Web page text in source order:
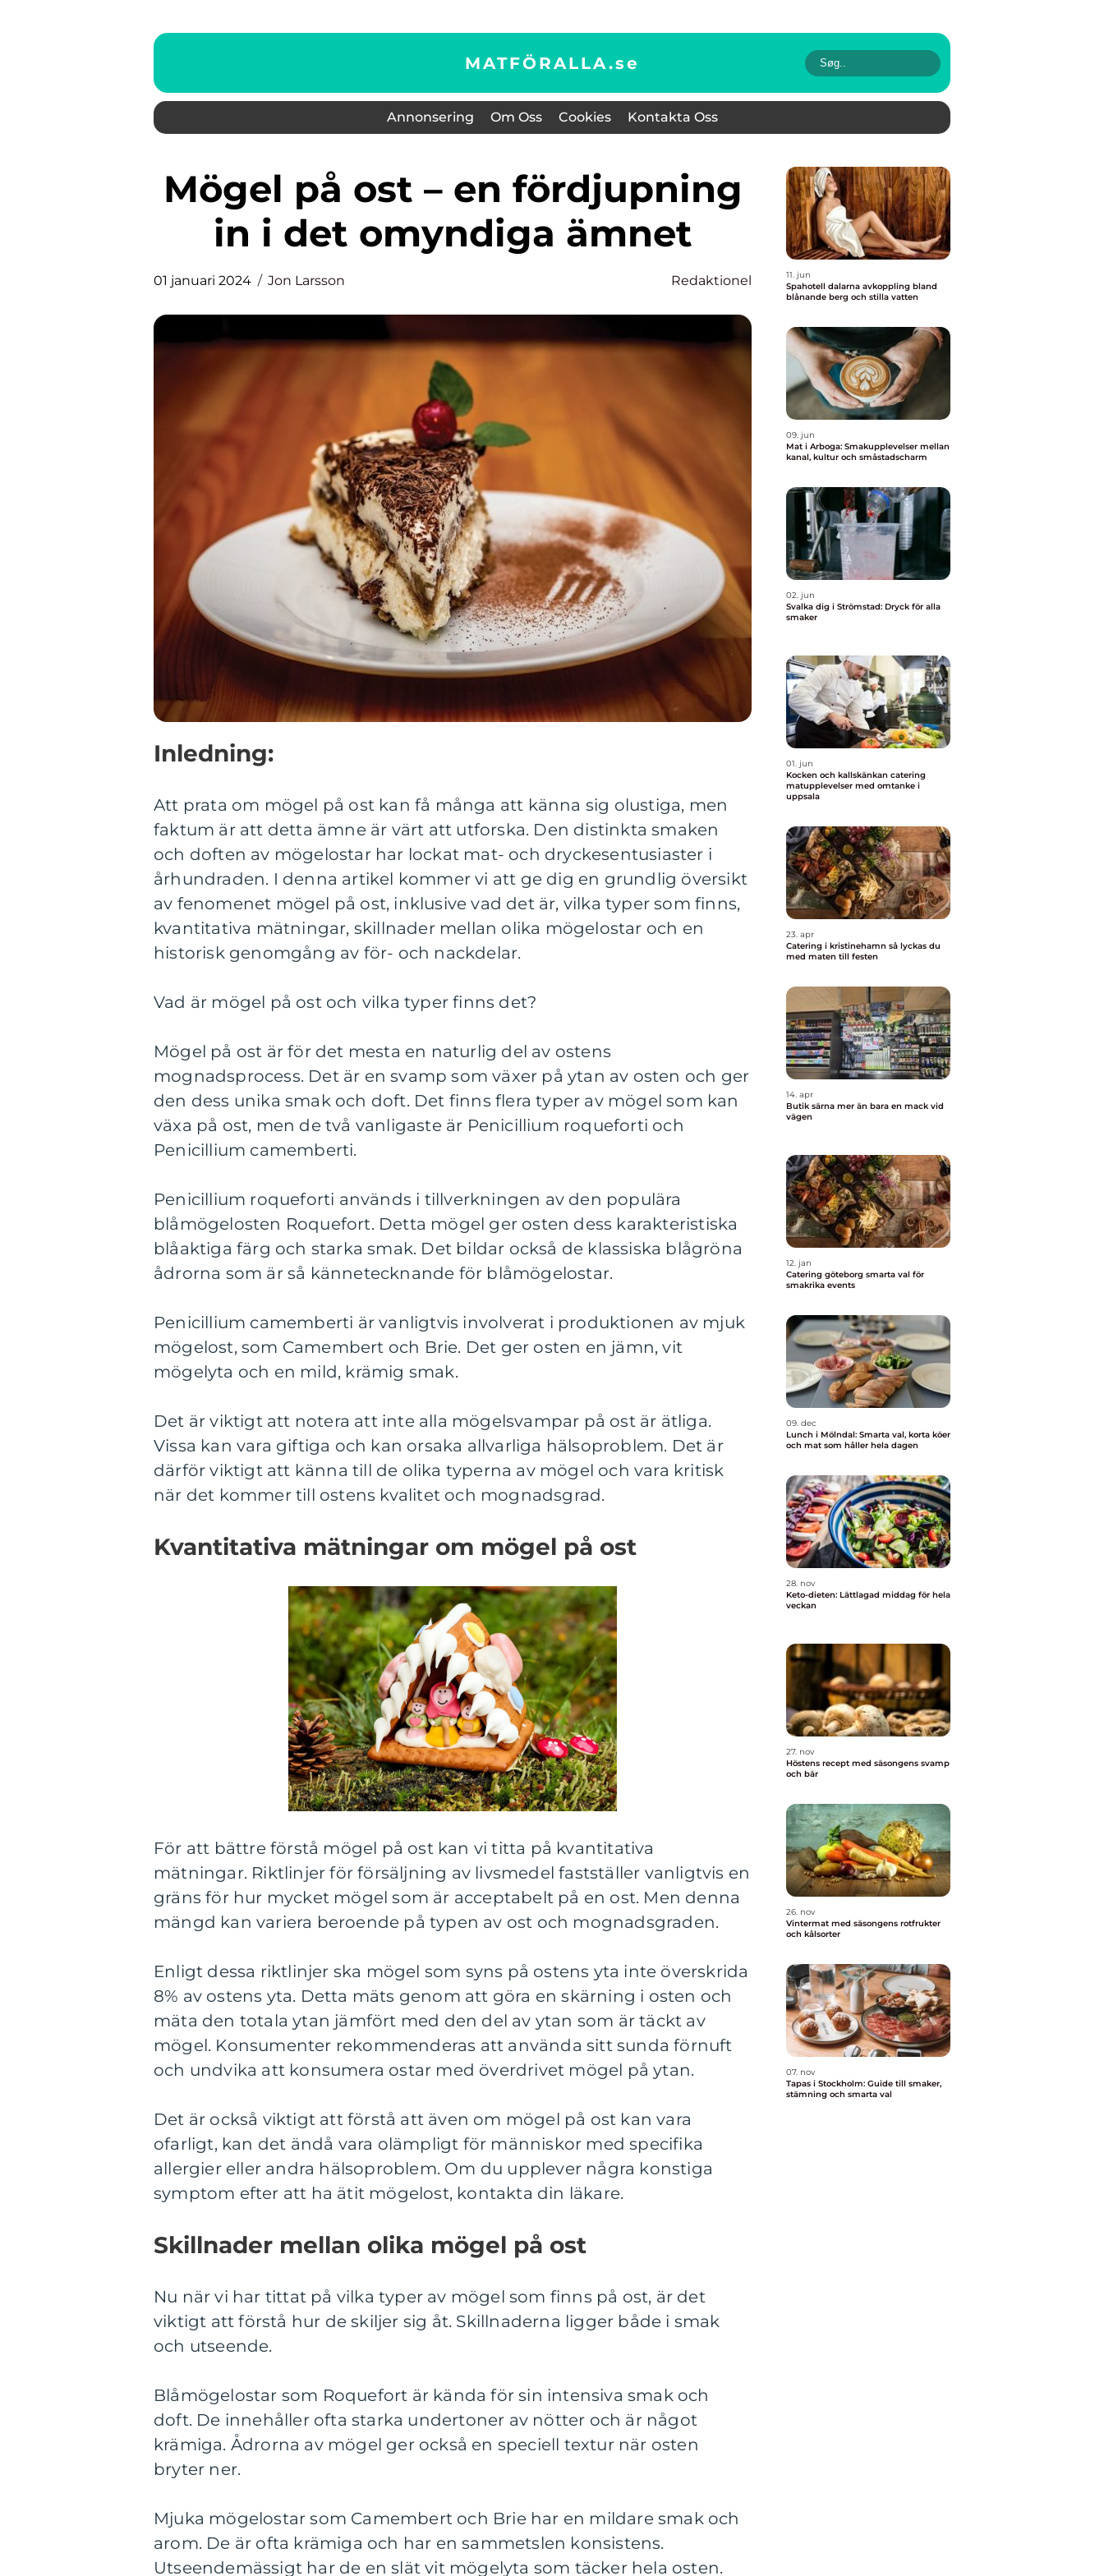
MATFÖRALLA.se
Annonsering Om Oss Cookies Kontakta Oss
Mögel på ost – en fördjupning
in i det omyndiga ämnet
01 januari 2024 Jon Larsson Redaktionel
Inledning:
Att prata om mögel på ost kan få många att känna sig olustiga, men
faktum är att detta ämne är värt att utforska. Den distinkta smaken
och doften av mögelostar har lockat mat- och dryckesentusiaster i
århundraden. I denna artikel kommer vi att ge dig en grundlig översikt
av fenomenet mögel på ost, inklusive vad det är, vilka typer som finns,
kvantitativa mätningar, skillnader mellan olika mögelostar och en
historisk genomgång av för- och nackdelar.
Vad är mögel på ost och vilka typer finns det?
Mögel på ost är för det mesta en naturlig del av ostens
mognadsprocess. Det är en svamp som växer på ytan av osten och ger
den dess unika smak och doft. Det finns flera typer av mögel som kan
växa på ost, men de två vanligaste är Penicillium roqueforti och
Penicillium camemberti.
Penicillium roqueforti används i tillverkningen av den populära
blåmögelosten Roquefort. Detta mögel ger osten dess karakteristiska
blåaktiga färg och starka smak. Det bildar också de klassiska blågröna
ådrorna som är så kännetecknande för blåmögelostar.
Penicillium camemberti är vanligtvis involverat i produktionen av mjuk
mögelost, som Camembert och Brie. Det ger osten en jämn, vit
mögelyta och en mild, krämig smak.
Det är viktigt att notera att inte alla mögelsvampar på ost är ätliga.
Vissa kan vara giftiga och kan orsaka allvarliga hälsoproblem. Det är
därför viktigt att känna till de olika typerna av mögel och vara kritisk
när det kommer till ostens kvalitet och mognadsgrad.
Kvantitativa mätningar om mögel på ost
För att bättre förstå mögel på ost kan vi titta på kvantitativa
mätningar. Riktlinjer för försäljning av livsmedel fastställer vanligtvis en
gräns för hur mycket mögel som är acceptabelt på en ost. Men denna
mängd kan variera beroende på typen av ost och mognadsgraden.
Enligt dessa riktlinjer ska mögel som syns på ostens yta inte överskrida
8% av ostens yta. Detta mäts genom att göra en skärning i osten och
mäta den totala ytan jämfört med den del av ytan som är täckt av
mögel. Konsumenter rekommenderas att använda sitt sunda förnuft
och undvika att konsumera ostar med överdrivet mögel på ytan.
Det är också viktigt att förstå att även om mögel på ost kan vara
ofarligt, kan det ändå vara olämpligt för människor med specifika
allergier eller andra hälsoproblem. Om du upplever några konstiga
symptom efter att ha ätit mögelost, kontakta din läkare.
Skillnader mellan olika mögel på ost
Nu när vi har tittat på vilka typer av mögel som finns på ost, är det
viktigt att förstå hur de skiljer sig åt. Skillnaderna ligger både i smak
och utseende.
Blåmögelostar som Roquefort är kända för sin intensiva smak och
doft. De innehåller ofta starka undertoner av nötter och är något
krämiga. Ådrorna av mögel ger också en speciell textur när osten
bryter ner.
Mjuka mögelostar som Camembert och Brie har en mildare smak och
arom. De är ofta krämiga och har en sammetslen konsistens.
Utseendemässigt har de en slät vit mögelyta som täcker hela osten.
11. jun
Spahotell dalarna avkoppling bland
blånande berg och stilla vatten
09. jun
Mat i Arboga: Smakupplevelser mellan
kanal, kultur och småstadscharm
02. jun
Svalka dig i Strömstad: Dryck för alla
smaker
01. jun
Kocken och kallskänkan catering
matupplevelser med omtanke i
uppsala
23. apr
Catering i kristinehamn så lyckas du
med maten till festen
14. apr
Butik särna mer än bara en mack vid
vägen
12. jan
Catering göteborg smarta val för
smakrika events
09. dec
Lunch i Mölndal: Smarta val, korta köer
och mat som håller hela dagen
28. nov
Keto-dieten: Lättlagad middag för hela
veckan
27. nov
Höstens recept med säsongens svamp
och bär
26. nov
Vintermat med säsongens rotfrukter
och kålsorter
07. nov
Tapas i Stockholm: Guide till smaker,
stämning och smarta val